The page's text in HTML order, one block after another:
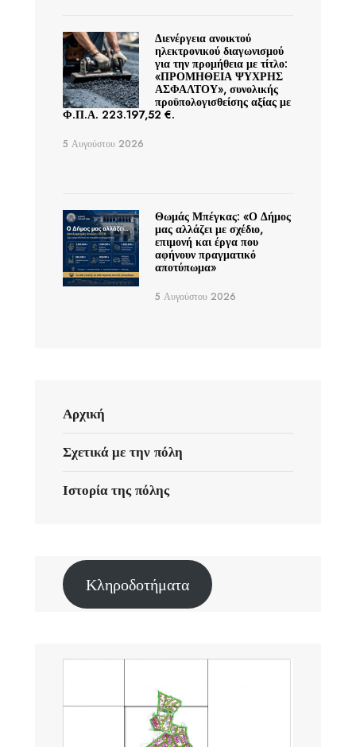
Διενέργεια ανοικτού
ηλεκτρονικού διαγωνισμού
για την προμήθεια με τίτλο:
«ΠΡΟΜΗΘΕΙΑ ΨΥΧΡΗΣ
ΑΣΦΑΛΤΟΥ», συνολικής
προϋπολογισθείσης αξίας με
Φ.Π.Α. 223.197,52 €.
5 Αυγούστου 2026
Θωμάς Μπέγκας: «Ο Δήμος
μας αλλάζει με σχέδιο,
επιμονή και έργα που
αφήνουν πραγματικό
αποτύπωμα»
5 Αυγούστου 2026
Αρχική
Σχετικά με την πόλη
Ιστορία της πόλης
Κληροδοτήματα